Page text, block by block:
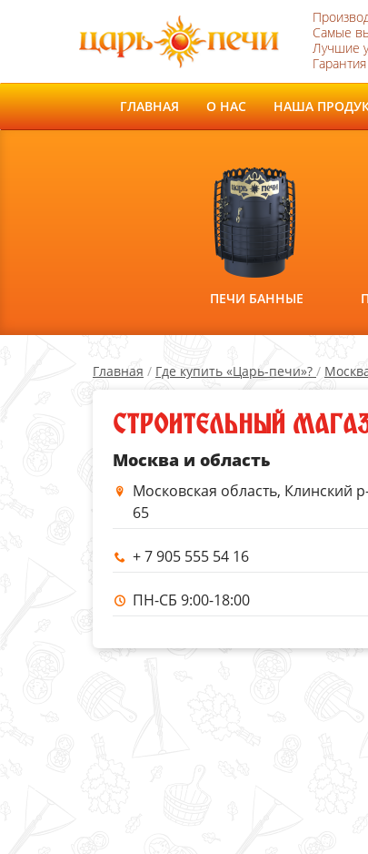
Самые
Лучшие
ГЛАВНАЯ О НАС НАША
ПЕЧИ БАННЫЕ
Главная / Где купить «Царь-печи»? /
СТРОИТЕЛЬНЫЙ
Москва и область
Московская область, Клинский
65
+ 7 905 555 54 16
ПН-СБ 9:00-18:00